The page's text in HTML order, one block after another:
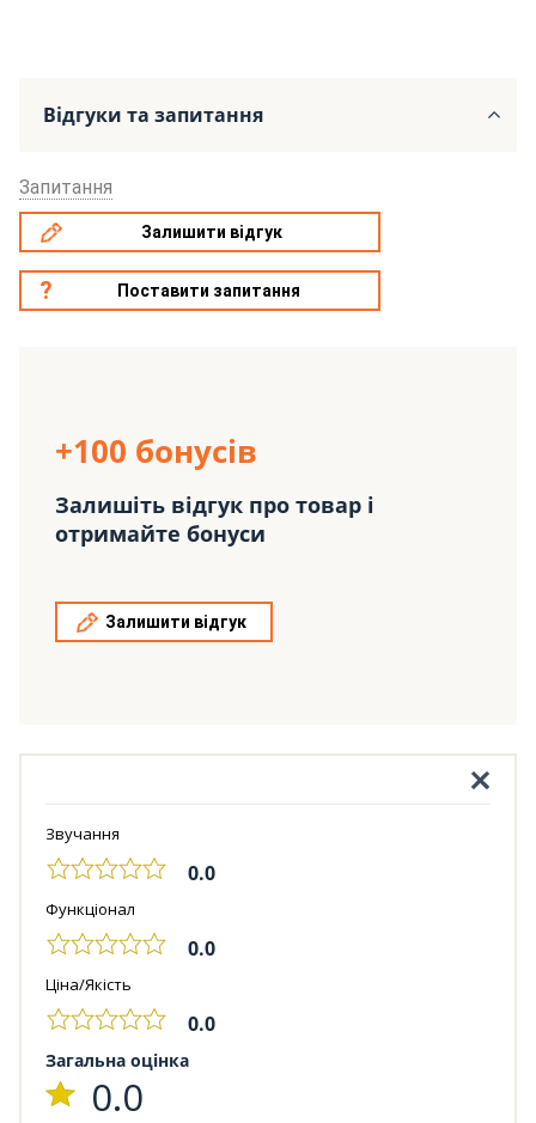
Відгуки та запитання
Запитання
Залишити відгук
Поставити запитання
+100 бонусів
Залишіть відгук про товар і
отримайте бонуси
Залишити відгук
Звучання
0.0
Функціонал
0.0
Ціна/Якість
0.0
Загальна оцінка
0.0